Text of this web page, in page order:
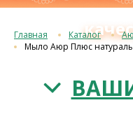
Главная Каталог
Мыло Аюр Плюс